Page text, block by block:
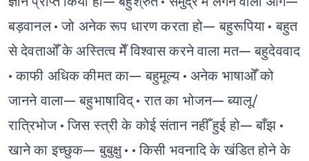
बड़वानल • जो अनेक रूप धारण करता हो— बहुरूपिया • बहुत
से देवताओँ के अस्तित्व मेँ विश्वास करने वाला मत— बहुदेववाद
• काफी अधिक कीमत का— बहुमूल्य • अनेक भाषाओँ को
जानने वाला— बहुभाषाविद् • रात का भोजन— ब्यालू/
रात्रिभोज • जिस स्त्री के कोई संतान नहीँ हुई हो— बाँझ •
खाने का इच्छुक— बुबुक्षु • • किसी भवनादि के खंडित होने के